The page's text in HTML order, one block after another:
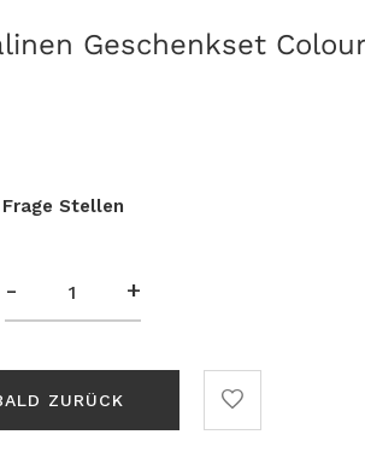
Geschenkset
Frage Stellen
- +
ZURÜCK